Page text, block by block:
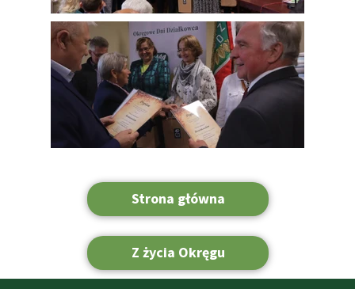
Z życia Okręgu
Strona główna